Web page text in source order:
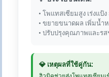
• โพแทสเซียมสูง เร่งแป้
• ขยายขนาดผล เพิ่มน้ำ
• ปรับปรุงคุณภาพและร
💎 เหตุผลที่ใช้คู่กัน: